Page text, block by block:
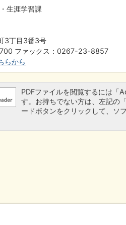
生涯学習課
3丁目3番3号
ファックス：0267-23-8857
らから
PDFファイルを閲覧するには
す。お持ちでない方は、左記の
ードボタンをクリックして、ソ